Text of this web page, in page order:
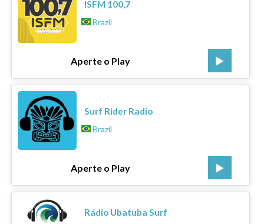
ISFM 100,7
Brazil
Aperte o Play
Surf Rider Radio
Brazil
Aperte o Play
Rádio Ubatuba Surf